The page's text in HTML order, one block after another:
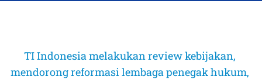
TI Indonesia melakukan review kebijakan,
mendorong reformasi lembaga penegak hukum,